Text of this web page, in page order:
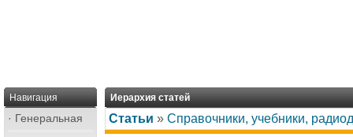
Навигация
· Генеральная
Иерархия статей
Статьи » Справочники, учебники,